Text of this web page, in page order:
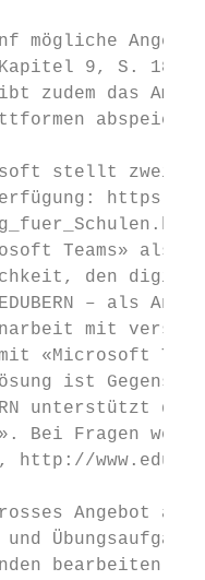
mögliche
9, S. 18)
zudem das
stellt zwei
Teams» als
den
– als
mit
«Microsoft
ist
unterstützt
Bei Fragen
http://
Angebot
bearbeiten